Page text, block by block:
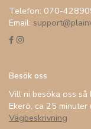
Telefon: 070-
Email:
Besök oss
Vill ni besöka oss så
Ekerö, ca 25
Vägbeskrivning